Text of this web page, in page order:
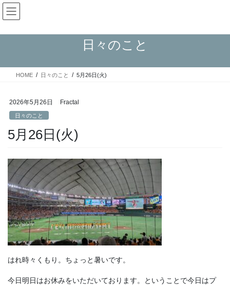
コ
ン
ン
ス
ナ
ビ
ー
ン
日々のこと
HOME 日々のこと 5月26日(火)
2026年5月26日 Fractal
日々のこと
5月26日(火)
はれ時々くもり。ちょっと暑いです。
今日明日はお休みをいただいております。ということで今日はプ